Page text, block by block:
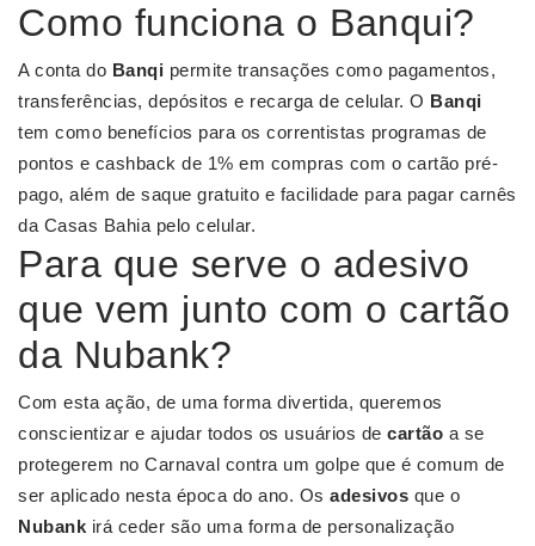
Como funciona o Banqui?
A conta do Banqi permite transações como pagamentos,
transferências, depósitos e recarga de celular. O Banqi
tem como benefícios para os correntistas programas de
pontos e cashback de 1% em compras com o cartão pré-
pago, além de saque gratuito e facilidade para pagar carnês
da Casas Bahia pelo celular.
Para que serve o adesivo
que vem junto com o cartão
da Nubank?
Com esta ação, de uma forma divertida, queremos
conscientizar e ajudar todos os usuários de cartão a se
protegerem no Carnaval contra um golpe que é comum de
ser aplicado nesta época do ano. Os adesivos que o
Nubank irá ceder são uma forma de personalização